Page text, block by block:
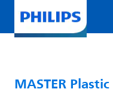
MASTER